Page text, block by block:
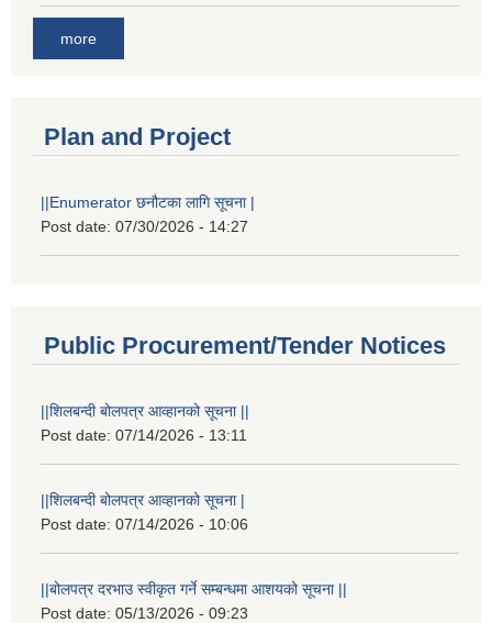
more
Plan and Project
||Enumerator छनौटका लागि सूचना |
Post date: 07/30/2026 - 14:27
Public Procurement/Tender Notices
||शिलबन्दी बोलपत्र आव्हानको सूचना ||
Post date: 07/14/2026 - 13:11
||शिलबन्दी बोलपत्र आव्हानको सूचना |
Post date: 07/14/2026 - 10:06
||बोलपत्र दरभाउ स्वीकृत गर्ने सम्बन्धमा आशयको सूचना ||
Post date: 05/13/2026 - 09:23